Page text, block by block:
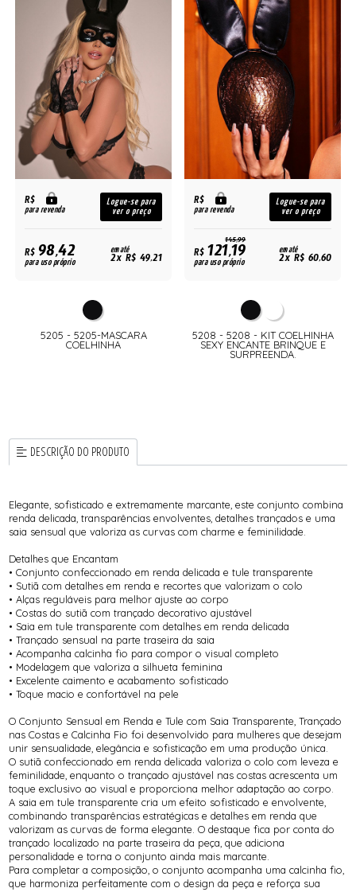
R$
para revenda
Logue-se para
ver o preço
R$98,42
para uso próprio
em até
2x R$ 49,21
5205 - 5205-MASCARA
COELHINHA
R$
para revenda
Logue-se para
ver o preço
145,99
R$121,19
para uso próprio
em até
2x R$ 60,60
5208 - 5208 - KIT COELHINHA
SEXY ENCANTE BRINQUE E
SURPREENDA.
DESCRIÇÃO DO PRODUTO
Elegante, sofisticado e extremamente marcante, este conjunto combina
renda delicada, transparências envolventes, detalhes trançados e uma
saia sensual que valoriza as curvas com charme e feminilidade.
Detalhes que Encantam
• Conjunto confeccionado em renda delicada e tule transparente
• Sutiã com detalhes em renda e recortes que valorizam o colo
• Alças reguláveis para melhor ajuste ao corpo
• Costas do sutiã com trançado decorativo ajustável
• Saia em tule transparente com detalhes em renda delicada
• Trançado sensual na parte traseira da saia
• Acompanha calcinha fio para compor o visual completo
• Modelagem que valoriza a silhueta feminina
• Excelente caimento e acabamento sofisticado
• Toque macio e confortável na pele
O Conjunto Sensual em Renda e Tule com Saia Transparente, Trançado
nas Costas e Calcinha Fio foi desenvolvido para mulheres que desejam
unir sensualidade, elegância e sofisticação em uma produção única.
O sutiã confeccionado em renda delicada valoriza o colo com leveza e
feminilidade, enquanto o trançado ajustável nas costas acrescenta um
toque exclusivo ao visual e proporciona melhor adaptação ao corpo.
A saia em tule transparente cria um efeito sofisticado e envolvente,
combinando transparências estratégicas e detalhes em renda que
valorizam as curvas de forma elegante. O destaque fica por conta do
trançado localizado na parte traseira da peça, que adiciona
personalidade e torna o conjunto ainda mais marcante.
Para completar a composição, o conjunto acompanha uma calcinha fio,
que harmoniza perfeitamente com o design da peça e reforça sua